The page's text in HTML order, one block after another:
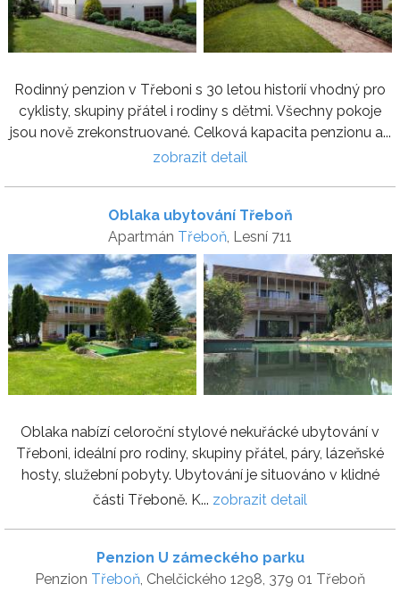
Rodinný penzion v Třeboni s 30 letou historií vhodný pro
cyklisty, skupiny přátel i rodiny s dětmi. Všechny pokoje
jsou nově zrekonstruované. Celková kapacita penzionu a...
zobrazit detail
Oblaka ubytování Třeboň
Apartmán Třeboň, Lesní 711
Oblaka nabízí celoroční stylové nekuřácké ubytování v
Třeboni, ideální pro rodiny, skupiny přátel, páry, lázeňské
hosty, služební pobyty. Ubytování je situováno v klidné
části Třeboně. K... zobrazit detail
Penzion U zámeckého parku
Penzion Třeboň, Chelčického 1298, 379 01 Třeboň